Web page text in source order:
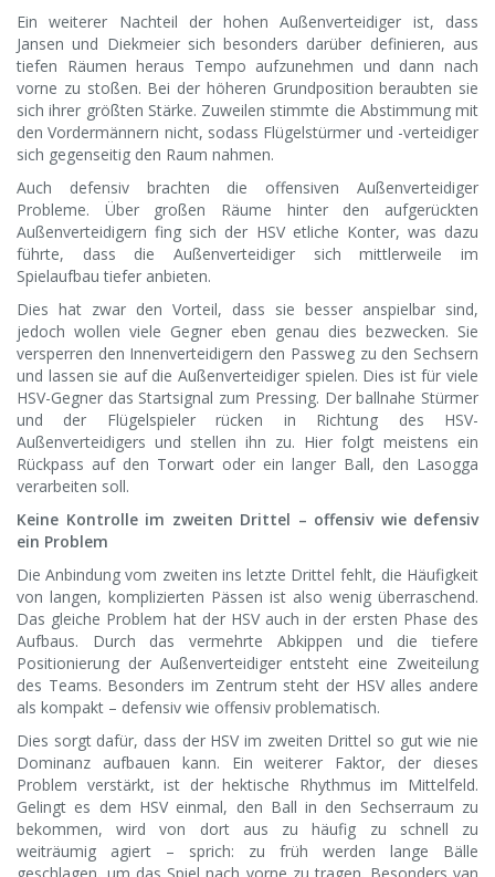
Ein weiterer Nachteil der hohen Außenverteidiger ist, dass
Jansen und Diekmeier sich besonders darüber definieren, aus
tiefen Räumen heraus Tempo aufzunehmen und dann nach
vorne zu stoßen. Bei der höheren Grundposition beraubten sie
sich ihrer größten Stärke. Zuweilen stimmte die Abstimmung mit
den Vordermännern nicht, sodass Flügelstürmer und -verteidiger
sich gegenseitig den Raum nahmen.
Auch defensiv brachten die offensiven Außenverteidiger
Probleme. Über großen Räume hinter den aufgerückten
Außenverteidigern fing sich der HSV etliche Konter, was dazu
führte, dass die Außenverteidiger sich mittlerweile im
Spielaufbau tiefer anbieten.
Dies hat zwar den Vorteil, dass sie besser anspielbar sind,
jedoch wollen viele Gegner eben genau dies bezwecken. Sie
versperren den Innenverteidigern den Passweg zu den Sechsern
und lassen sie auf die Außenverteidiger spielen. Dies ist für viele
HSV-Gegner das Startsignal zum Pressing. Der ballnahe Stürmer
und der Flügelspieler rücken in Richtung des HSV-
Außenverteidigers und stellen ihn zu. Hier folgt meistens ein
Rückpass auf den Torwart oder ein langer Ball, den Lasogga
verarbeiten soll.
Keine Kontrolle im zweiten Drittel – offensiv wie defensiv
ein Problem
Die Anbindung vom zweiten ins letzte Drittel fehlt, die Häufigkeit
von langen, komplizierten Pässen ist also wenig überraschend.
Das gleiche Problem hat der HSV auch in der ersten Phase des
Aufbaus. Durch das vermehrte Abkippen und die tiefere
Positionierung der Außenverteidiger entsteht eine Zweiteilung
des Teams. Besonders im Zentrum steht der HSV alles andere
als kompakt – defensiv wie offensiv problematisch.
Dies sorgt dafür, dass der HSV im zweiten Drittel so gut wie nie
Dominanz aufbauen kann. Ein weiterer Faktor, der dieses
Problem verstärkt, ist der hektische Rhythmus im Mittelfeld.
Gelingt es dem HSV einmal, den Ball in den Sechserraum zu
bekommen, wird von dort aus zu häufig zu schnell zu
weiträumig agiert – sprich: zu früh werden lange Bälle